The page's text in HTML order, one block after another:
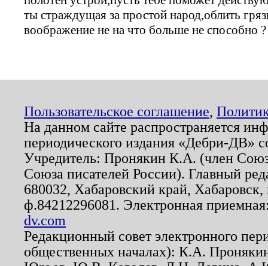
ты страждущая за простой народ,облить
воображение не на что больше не способно ?
Пользовательское соглашение,
На данном сайте распространяется
периодического издания «Дебри-ДВ»
Учредитель: Пронякин К.А. (член
Союза писателей России). Главный
680032, Хабаровский край,
ф.84212296081. Электронная
dv.com
Редакционный совет электронного
общественных началах): К.А.